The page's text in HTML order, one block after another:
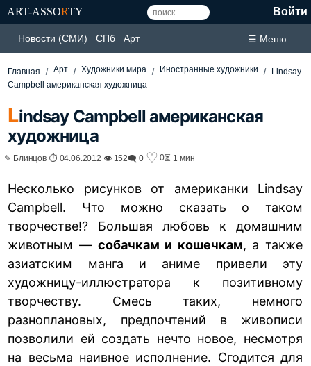
ART-ASSORTY Войти
Новости (СМИ) СПб Арт ☰ Меню
Главная Арт Художники мира Иностранные художники
Lindsay
Campbell американская художница
Lindsay Campbell американская
художница
✎ Блинцов ⏱ 04.06.2012 👁 152🗨 0 ♡ 0⏳ 1 мин
Несколько рисунков от американки Lindsay
Campbell. Что можно сказать о таком
творчестве!? Большая любовь к домашним
животным — собачкам и кошечкам, а также
азиатским манга и аниме привели эту
художницу-иллюстратора к позитивному
творчеству. Смесь таких, немного
разноплановых, предпочтений в живописи
позволили ей создать нечто новое, несмотря
на весьма наивное исполнение. Сгодится для